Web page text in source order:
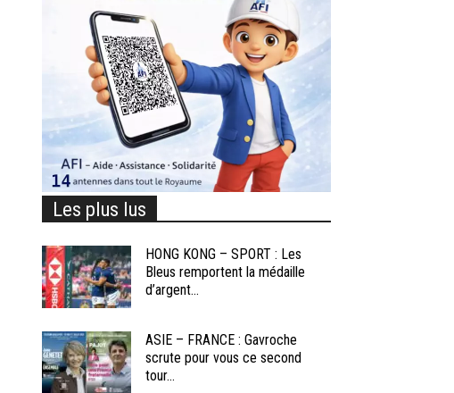
Les plus lus
HONG KONG – SPORT : Les
Bleus remportent la médaille
d’argent...
ASIE – FRANCE : Gavroche
scrute pour vous ce second
tour...